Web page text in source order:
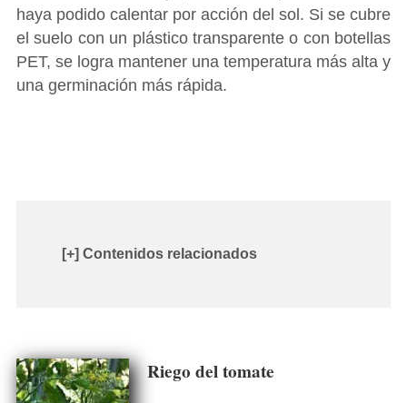
haya podido calentar por acción del sol. Si se cubre
el suelo con un plástico transparente o con botellas
PET, se logra mantener una temperatura más alta y
una germinación más rápida.
[+] Contenidos relacionados
Riego del tomate